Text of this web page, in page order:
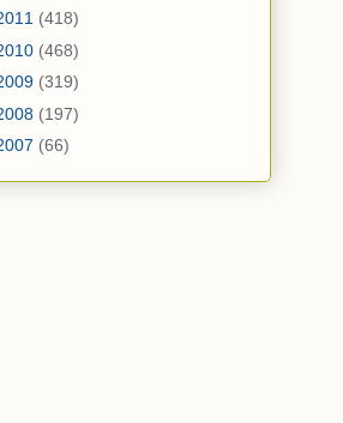
(418)
(468)
(319)
(197)
(66)